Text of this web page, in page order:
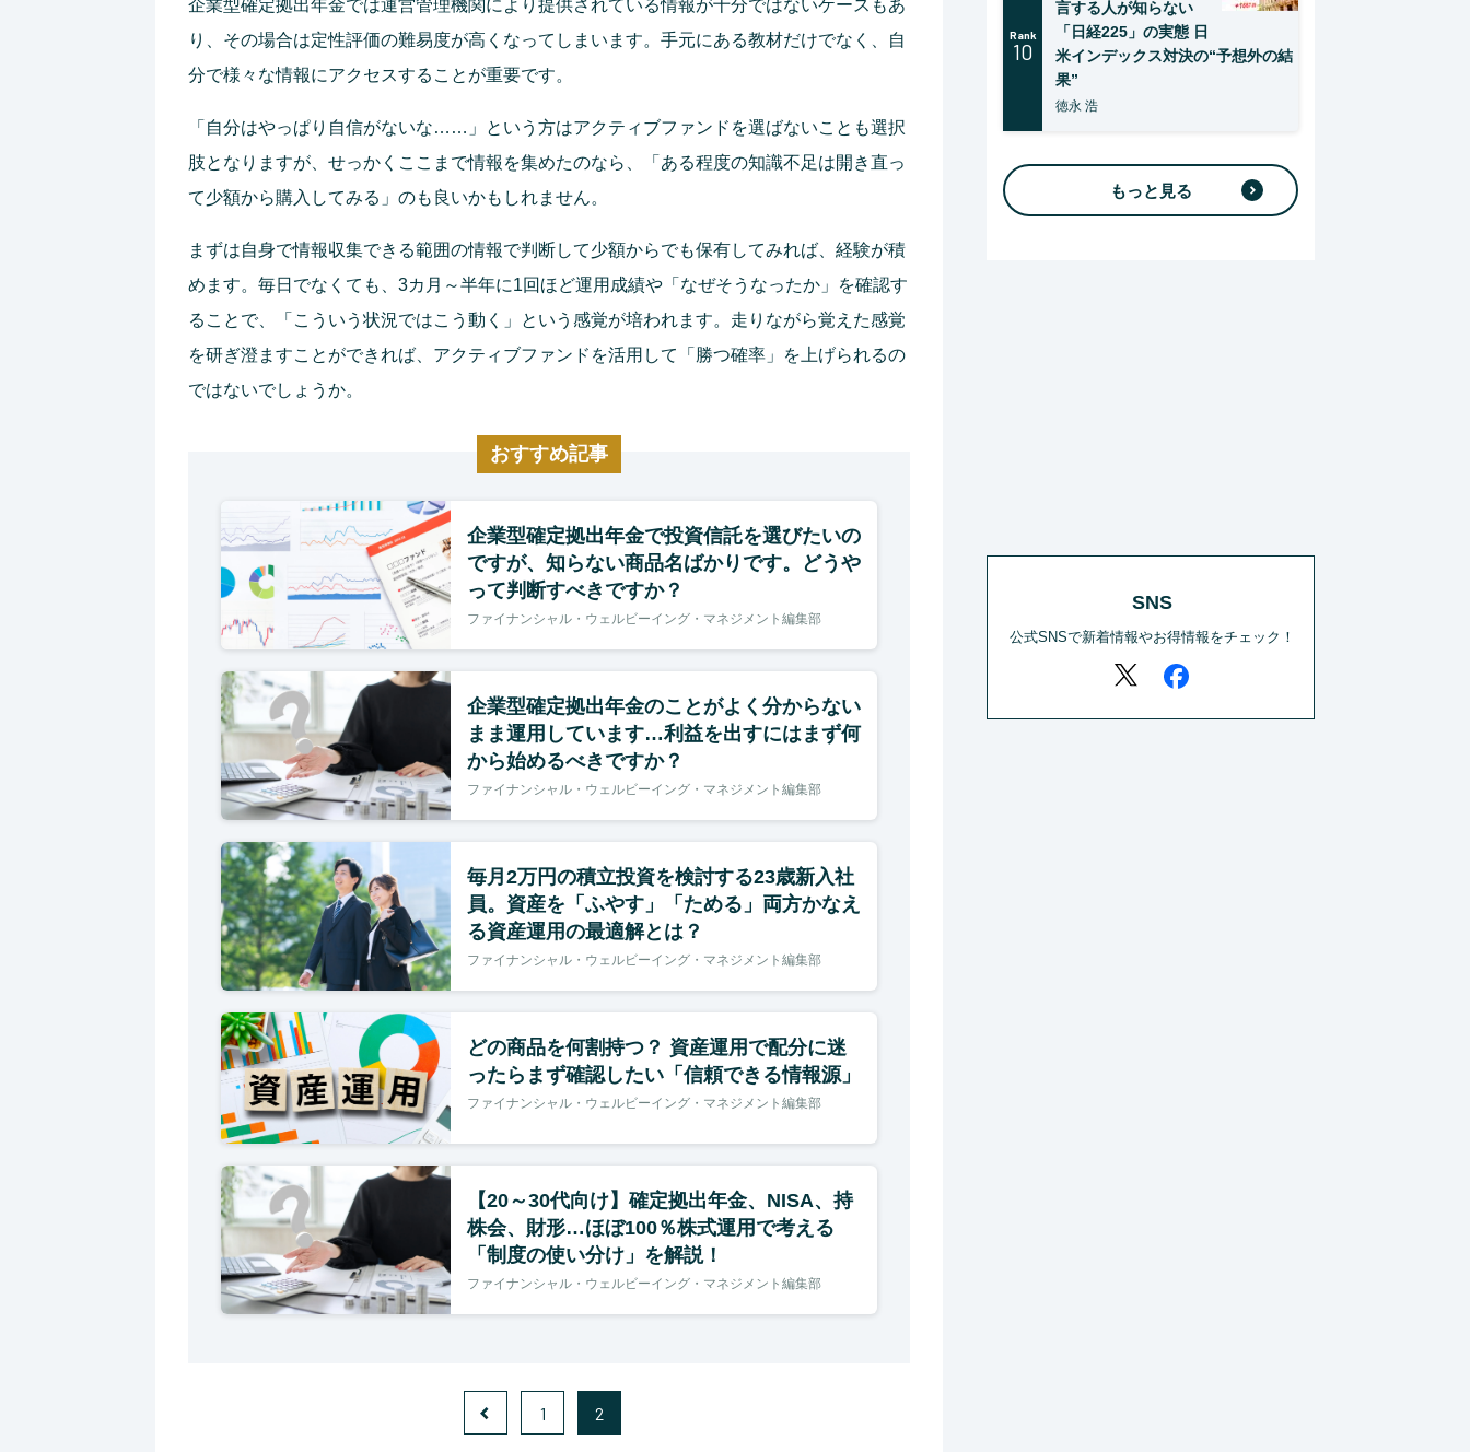
企業型確定拠出年金では運営管理機関により提供されている情報が十分ではないケースもあ
り、その場合は定性評価の難易度が高くなってしまいます。手元にある教材だけでなく、自
分で様々な情報にアクセスすることが重要です。
「自分はやっぱり自信がないな……」という方はアクティブファンドを選ばないことも選択
肢となりますが、せっかくここまで情報を集めたのなら、「ある程度の知識不足は開き直っ
て少額から購入してみる」のも良いかもしれません。
まずは自身で情報収集できる範囲の情報で判断して少額からでも保有してみれば、経験が積
めます。毎日でなくても、3カ月～半年に1回ほど運用成績や「なぜそうなったか」を確認す
ることで、「こういう状況ではこう動く」という感覚が培われます。走りながら覚えた感覚
を研ぎ澄ますことができれば、アクティブファンドを活用して「勝つ確率」を上げられるの
ではないでしょうか。
おすすめ記事
企業型確定拠出年金で投資信託を選びたいの
ですが、知らない商品名ばかりです。どうや
って判断すべきですか？
ファイナンシャル・ウェルビーイング・マネジメント編集部
企業型確定拠出年金のことがよく分からない
まま運用しています…利益を出すにはまず何
から始めるべきですか？
ファイナンシャル・ウェルビーイング・マネジメント編集部
毎月2万円の積立投資を検討する23歳新入社
員。資産を「ふやす」「ためる」両方かなえ
る資産運用の最適解とは？
ファイナンシャル・ウェルビーイング・マネジメント編集部
どの商品を何割持つ？ 資産運用で配分に迷
ったらまず確認したい「信頼できる情報源」
ファイナンシャル・ウェルビーイング・マネジメント編集部
【20～30代向け】確定拠出年金、NISA、持
株会、財形…ほぼ100％株式運用で考える
「制度の使い分け」を解説！
ファイナンシャル・ウェルビーイング・マネジメント編集部
1 2
Rank
10
言する人が知らない
「日経225」の実態 日
米インデックス対決の“予想外の結
果”
徳永 浩
もっと見る
SNS
公式SNSで新着情報やお得情報をチェック！